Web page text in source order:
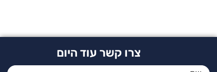
צרו קשר עוד היום